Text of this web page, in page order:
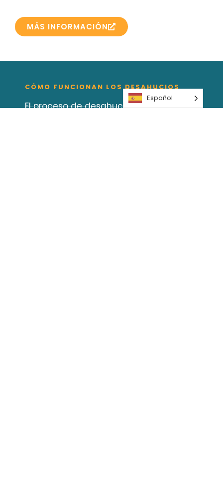
MÁS INFORMACIÓN
CÓMO FUNCIONAN LOS DESAHUCIOS
El proceso de desahucio
Español